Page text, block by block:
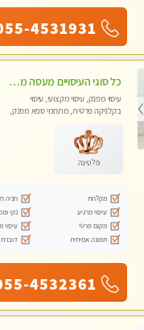
4531931
כל סוגי העיסויים מעסה מקצועית ואיכותית פרטי!!Best in Town !
עיסוי מפנק, עיסוי מקצועי, עיסוי
בקלניקה פרטית, מתחמי ספא מפנק,
פלטינה
מקלחת
חניה
עיסוי מרגיע
נקי
מקום פרטי
עיסוי
תמונה אמיתית
דוברת
4532361